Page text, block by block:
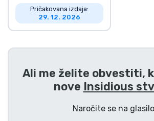
Pričakovana izdaja:
29. 12. 2026
Ali me želite obvestiti,
nove Insidious
Naročite se na
Risani izdelki
Anime izdelki
Gamer izdelki
Športne izdelki